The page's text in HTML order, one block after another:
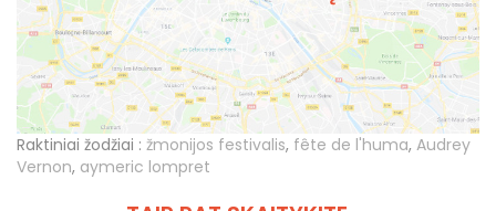
Raktiniai žodžiai : žmonijos festivalis, fête de l'huma, Audrey
Vernon, aymeric lompret